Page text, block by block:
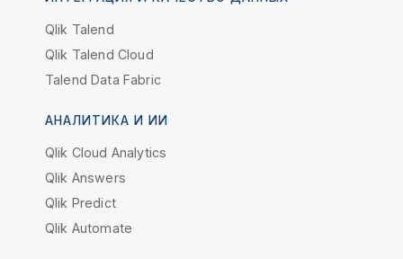
Qlik Talend
Qlik Talend Cloud
Talend Data Fabric
АНАЛИТИКА И ИИ
Qlik Cloud Analytics
Qlik Answers
Qlik Predict
Qlik Automate